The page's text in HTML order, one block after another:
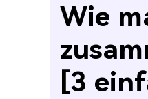
Wie
[3